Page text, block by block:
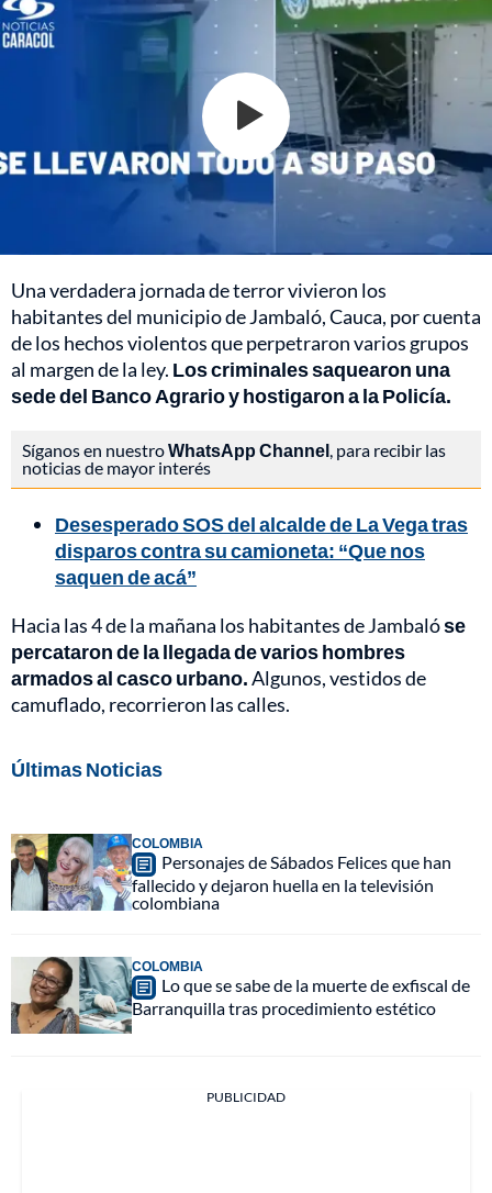
Una verdadera jornada de terror vivieron los
habitantes del municipio de Jambaló, Cauca, por cuenta
de los hechos violentos que perpetraron varios grupos
al margen de la ley. Los criminales saquearon una
sede del Banco Agrario y hostigaron a la Policía.
Síganos en nuestroWhatsApp Channel , para recibir las
noticias de mayor interés
Desesperado SOS del alcalde de La Vega tras
disparos contra su camioneta: “Que nos
saquen de acá”
Hacia las 4 de la mañana los habitantes de Jambalóse
percataron de la llegada de varios hombres
armados al casco urbano.Algunos, vestidos de
camuflado, recorrieron las calles.
Últimas Noticias
COLOMBIA
Personajes de Sábados Felices que han
fallecido y dejaron huella en la televisión
colombiana
COLOMBIA
Lo que se sabe de la muerte de exfiscal de
Barranquilla tras procedimiento estético
PUBLICIDAD